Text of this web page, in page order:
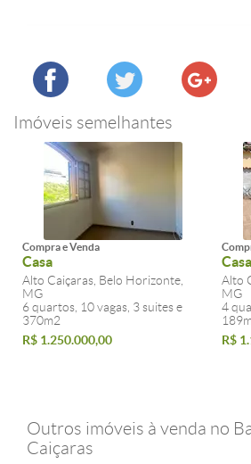
Imóveis semelhantes
Compra e Venda
Casa
Alto Caiçaras, Belo Horizonte,
MG
6 quartos, 10 vagas, 3 suites e
370m2
R$ 1.250.000,00
Casa
Alto
MG
4
R$
Outros imóveis à venda no
Caiçaras